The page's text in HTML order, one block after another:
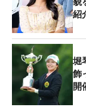
紹
堀
飾
開